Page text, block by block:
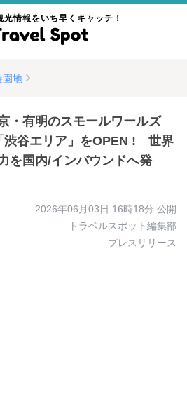
光情報をいち早くキャッチ！
園地
・有明のスモールワールズ
渋谷エリア」をOPEN ! 世界
を国内/インバウンドへ発
2026年06月03日 16時18分 公開
トラベルスポット編集部
プレスリリース